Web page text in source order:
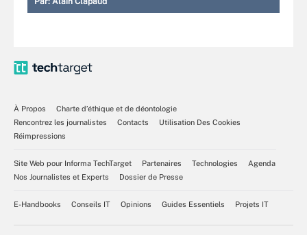
À Propos
Charte d’éthique et de déontologie
Rencontrez les journalistes
Contacts
Utilisation Des Cookies
Réimpressions
Site Web pour Informa TechTarget Partenaires Technologies
Agenda
Nos Journalistes et Experts
Dossier de Presse
E-Handbooks Conseils IT Opinions Guides Essentiels Projets IT